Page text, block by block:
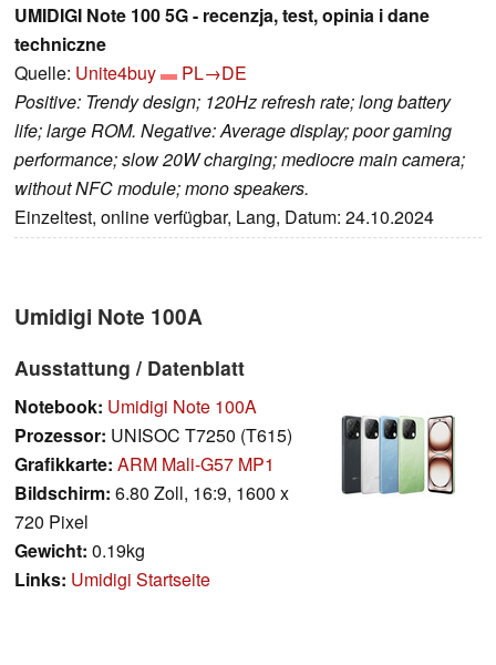
UMIDIGI Note 100 5G - recenzja, test, opinia i dane
techniczne
Quelle: Unite4buy
PL→DE
Positive: Trendy design; 120Hz refresh rate; long battery
life; large ROM. Negative: Average display; poor gaming
performance; slow 20W charging; mediocre main camera;
without NFC module; mono speakers.
Einzeltest, online verfügbar, Lang, Datum: 24.10.2024
Umidigi Note 100A
Ausstattung / Datenblatt
Notebook: Umidigi Note 100A
Prozessor: UNISOC T7250 (T615)
Grafikkarte: ARM Mali-G57 MP1
Bildschirm: 6.80 Zoll, 16:9, 1600 x
720 Pixel
Gewicht: 0.19kg
Links: Umidigi Startseite